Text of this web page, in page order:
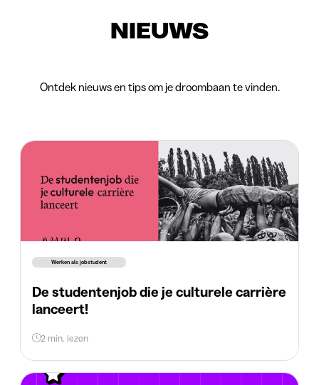
NIEUWS
Ontdek nieuws en tips om je droombaan te vinden.
Werken als jobstudent
De studentenjob die je culturele carrière
lanceert!
2 min. lezen